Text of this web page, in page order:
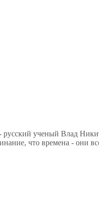
русский ученый Влад
что времена - они